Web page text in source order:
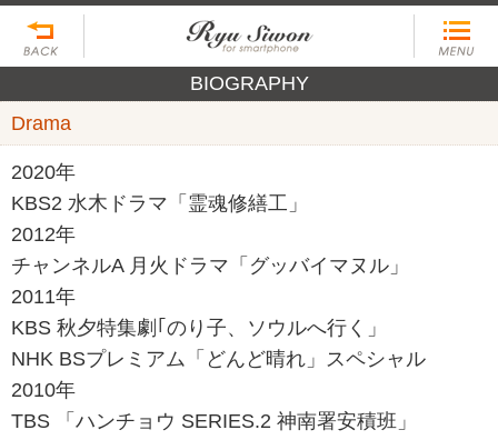
BIOGRAPHY
Drama
2020年
KBS2 水木ドラマ「霊魂修繕工」
2012年
チャンネルA 月火ドラマ「グッバイマヌル」
2011年
KBS 秋夕特集劇｢のり子、ソウルへ行く」
NHK BSプレミアム「どんど晴れ」スペシャル
2010年
TBS 「ハンチョウ SERIES.2 神南署安積班」